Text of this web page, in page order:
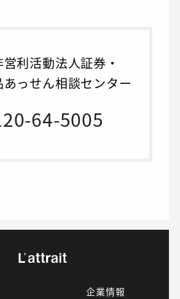
利活動法人証券・
っせん相談センター
64-5005
企業情報